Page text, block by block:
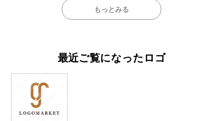
もっとみる
最近ご覧になったロゴ